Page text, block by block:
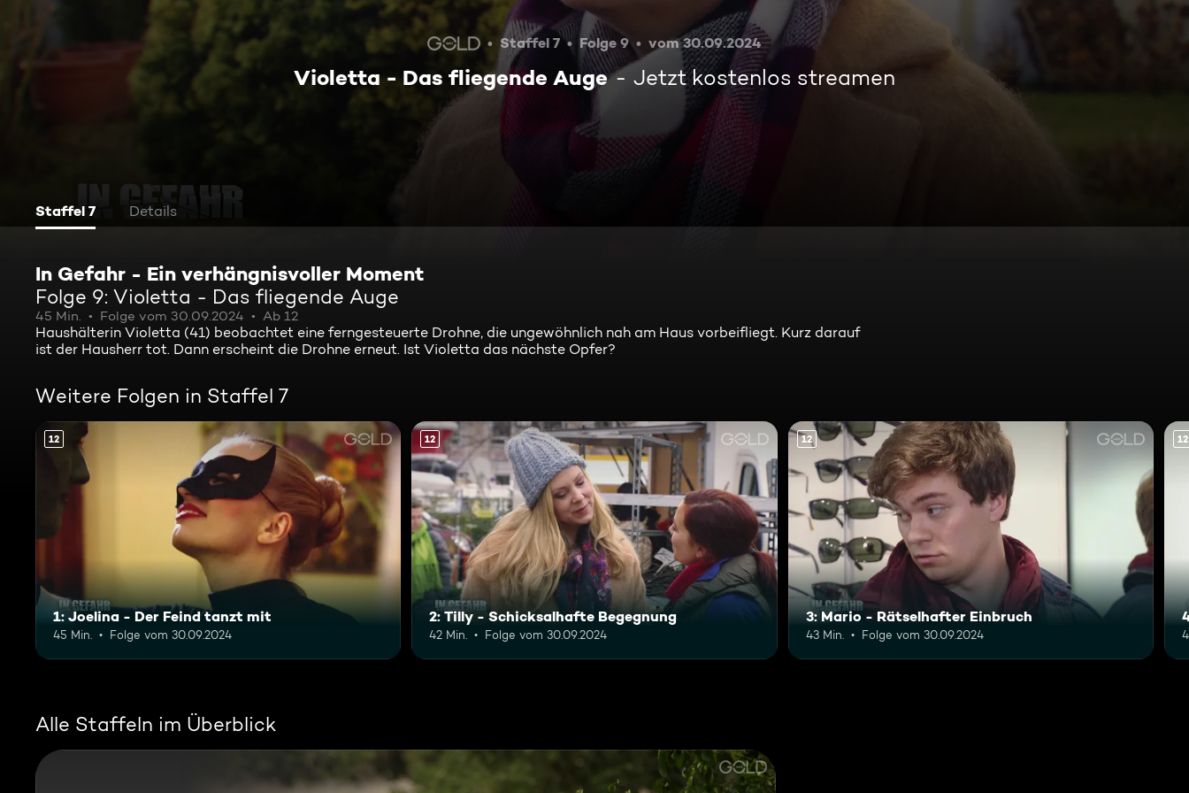
Staffel 7 Folge 9 vom 30.09.2024
Violetta - Das fliegende Auge Jetzt kostenlos streamen
Staffel 7 Details
In Gefahr - Ein verhängnisvoller Moment
Folge 9: Violetta - Das fliegende Auge
45 Min. Folge vom 30.09.2024 Ab 12
Haushälterin Violetta (41) beobachtet eine ferngesteuerte Drohne, die ungewöhnlich nah am Haus vorbeifliegt. Kurz darauf
ist der Hausherr tot. Dann erscheint die Drohne erneut. Ist Violetta das nächste Opfer?
Weitere Folgen in Staffel 7
12
1: Joelina - Der Feind tanzt mit
45 Min. Folge vom 30.09.2024
12
2: Tilly - Schicksalhafte Begegnung
42 Min. Folge vom 30.09.2024
12
3: Mario - Rätselhafter Einbruch
43 Min. Folge vom 30.09.2024
12
Alle Staffeln im Überblick